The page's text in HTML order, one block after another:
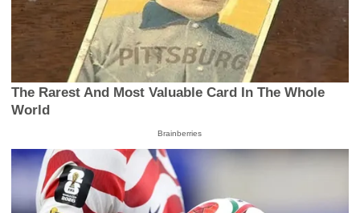
The Rarest And Most Valuable Card In The Whole
World
Brainberries